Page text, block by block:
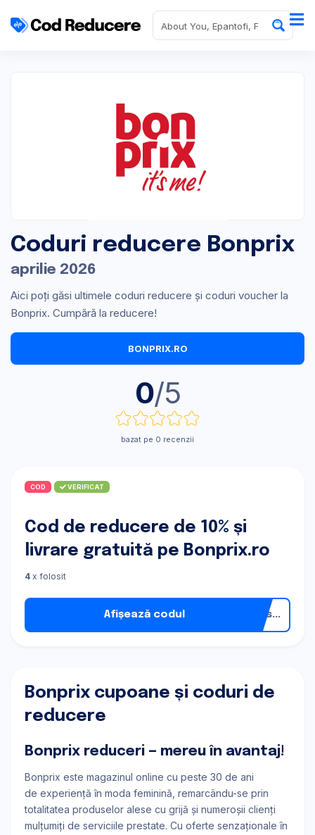
Coduri reducere Bonprix
aprilie 2026
Aici poți găsi ultimele coduri reducere și coduri voucher la
Bonprix. Cumpără la reducere!
BONPRIX.RO
0/5
bazat pe 0 recenzii
COD VERIFICAT
Cod de reducere de 10% și
livrare gratuită pe Bonprix.ro
4 x folosit
Afișează codul s...
Bonprix cupoane și coduri de
reducere
Bonprix reduceri — mereu în avantaj!
Bonprix este magazinul online cu peste 30 de ani
de experienţă ȋn moda feminină, remarcându-se prin
totalitatea produselor alese cu grijă şi numeroşii clienţi
mulţumiţi de serviciile prestate. Cu oferte senzaţionale ȋn